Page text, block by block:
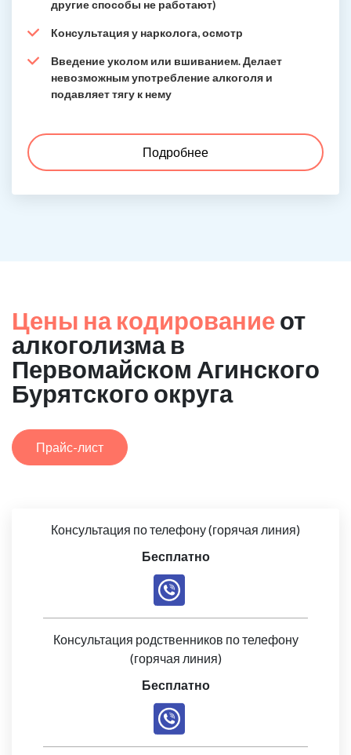
другие способы не работают)
Консультация у нарколога, осмотр
Введение уколом или вшиванием. Делает
невозможным употребление алкоголя и
подавляет тягу к нему
Подробнее
Цены на кодирование от
алкоголизма в
Первомайском Агинского
Бурятского округа
Прайс-лист
Консультация по телефону (горячая линия)
Бесплатно
Консультация родственников по телефону
(горячая линия)
Бесплатно